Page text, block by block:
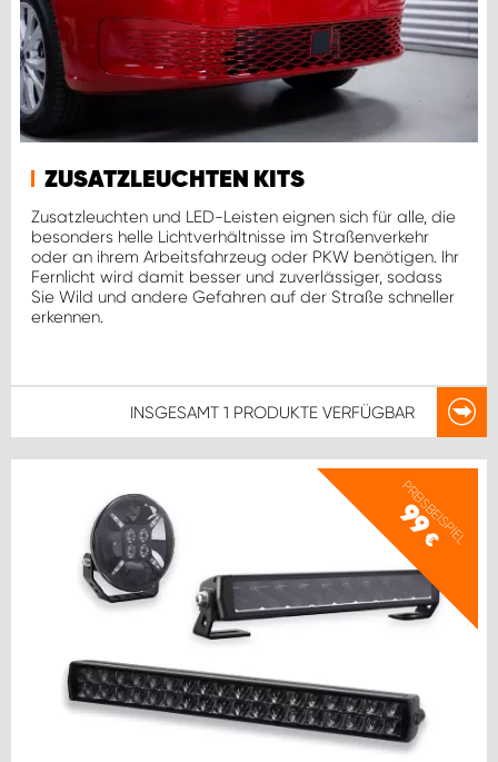
ZUSATZLEUCHTEN KITS
Zusatzleuchten und LED-Leisten eignen sich für alle, die
besonders helle Lichtverhältnisse im Straßenverkehr
oder an ihrem Arbeitsfahrzeug oder PKW benötigen. Ihr
Fernlicht wird damit besser und zuverlässiger, sodass
Sie Wild und andere Gefahren auf der Straße schneller
erkennen.
INSGESAMT 1 PRODUKTE VERFÜGBAR
PREISBEISPIEL
99
€
WORK SYSTEM STUTTGART